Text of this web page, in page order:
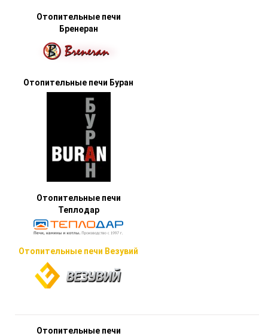
Отопительные печи
Бренеран
Отопительные печи Буран
Отопительные печи
Теплодар
Отопительные печи Везувий
Отопительные печи